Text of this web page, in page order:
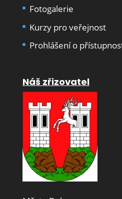
Fotogalerie
Kurzy pro veřejnost
Prohlášení o
Náš zřizovatel